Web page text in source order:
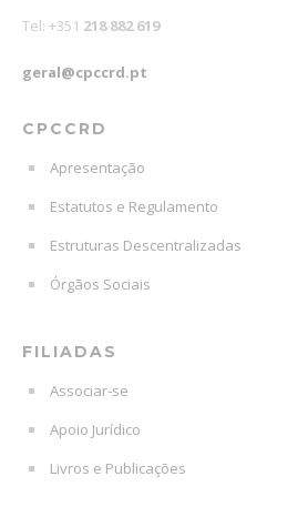
Tel: +351 218 882 619
geral@cpccrd.pt
CPCCRD
Apresentação
Estatutos e Regulamento
Estruturas Descentralizadas
Órgãos Sociais
FILIADAS
Associar-se
Apoio Jurídico
Livros e Publicações